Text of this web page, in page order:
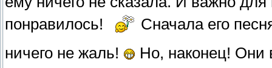
понравилось!
Сначала его
ничего не жаль!
Но, наконец! Они